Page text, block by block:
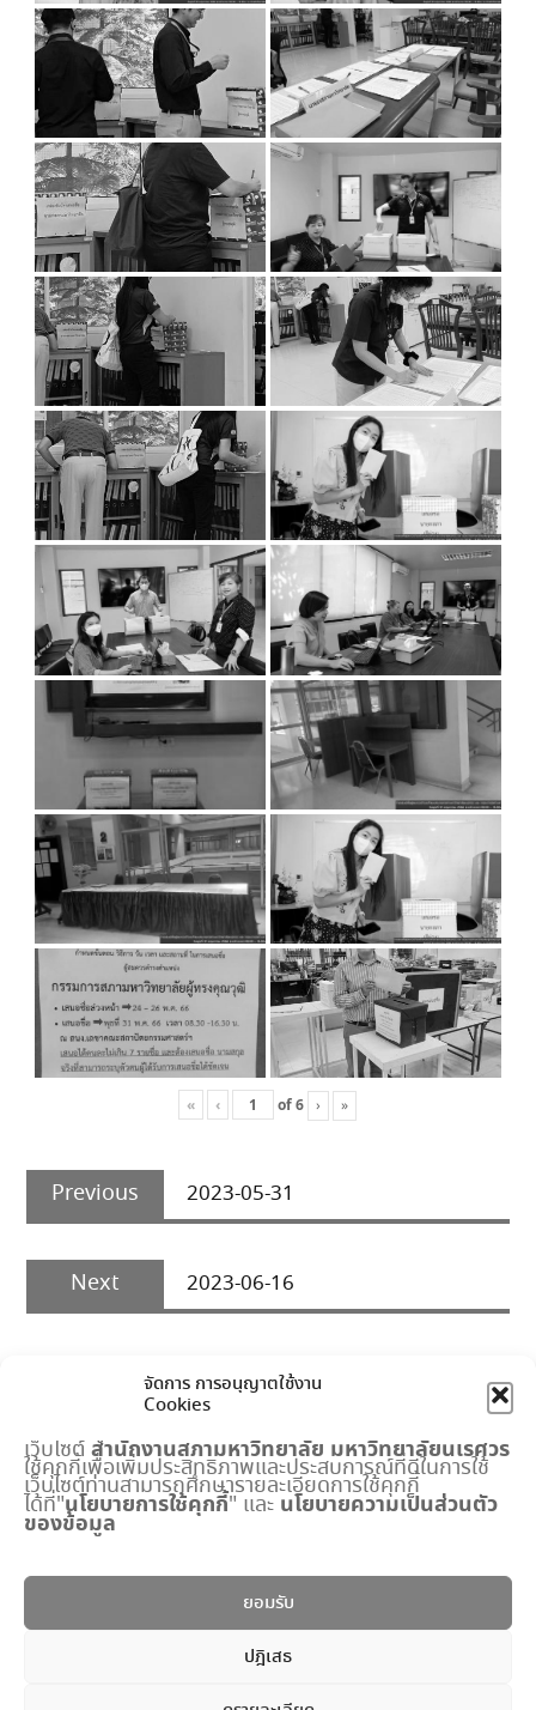
จัดการ การอนุญาตใช้งาน
Cookies
เว็บไซต์สำนักงานสภามหาวิทยาลัย มหาวิทยาลัยนเรศวร
ใช้คุกกี้เพื่อเพิ่มประสิทธิภาพและประสบการณ์ที่ดีในการใช้
เว็บไซต์ท่านสามารถศึกษารายละเอียดการใช้คุกกี้
ได้ที่"นโยบายการใช้คุกกี้" และ นโยบายความเป็นส่วนตัว
ของข้อมูล
ยอมรับ
ปฎิเสธ
« ‹ of6 › »
Post
navigation
Previous
Previous
post:
2023-05-31
Next
Next
post:
2023-06-16
เมนูด่วน
กำหนดการประชุมสภามหาวิทยาลัย
พระราชบัญญัติ มหาวิทยาลัยนเรศวร
ปริญญาดุษฎีบัณฑิตกิตติมศักดิ์